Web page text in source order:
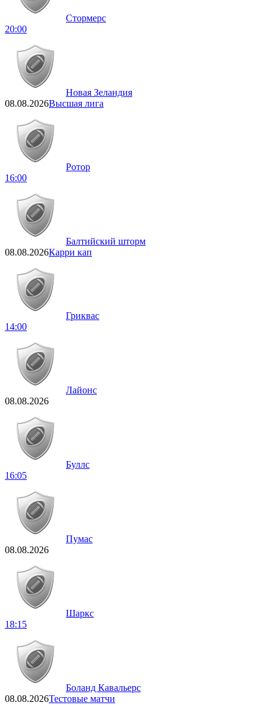
Стормерс
20:00
Новая Зеландия
08.08.2026Высшая лига
Ротор
16:00
Балтийский шторм
08.08.2026Карри кап
Гриквас
14:00
Лайонс
08.08.2026
Буллс
16:05
Пумас
08.08.2026
Шаркс
18:15
Боланд Кавальерс
08.08.2026Тестовые матчи